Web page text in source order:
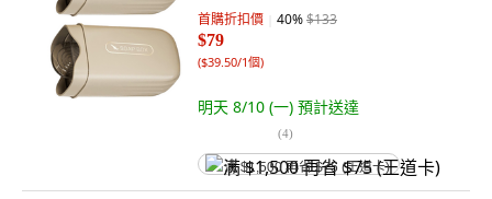
首購折扣價 40%$133
$79
($39.50/1個)
明天 8/10 (一) 預計送達
(4)
满 $1,500 再省 $75 (王道卡)